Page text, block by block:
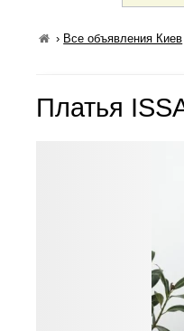
› Все объявления Киев
Платья